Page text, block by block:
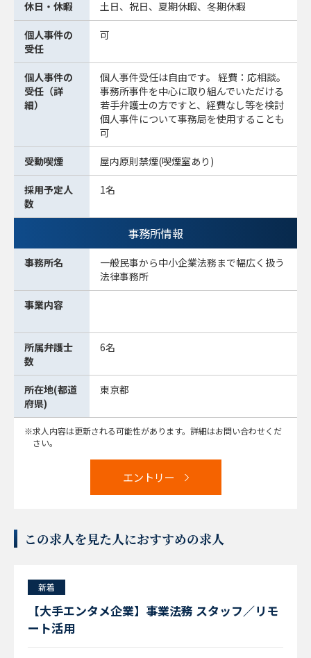
休日・休暇 土日、祝日、夏期休暇、冬期休暇
個人事件の
受任
可
個人事件の
受任（詳
細）
個人事件受任は自由です。 経費：応相談。
事務所事件を中心に取り組んでいただける
若手弁護士の方ですと、経費なし等を検討
個人事件について事務局を使用することも
可
受動喫煙 屋内原則禁煙(喫煙室あり)
採用予定人
数
1名
事務所情報
事務所名
一般民事から中小企業法務まで幅広く扱う
法律事務所
事業内容
所属弁護士
数
6名
所在地(都道
府県)
東京都
求人内容は更新される可能性があります。詳細はお問い合わせくだ
さい。
エントリー
この求人を見た人におすすめの求人
新着
【大手エンタメ企業】事業法務 スタッフ／リモ
ート活用